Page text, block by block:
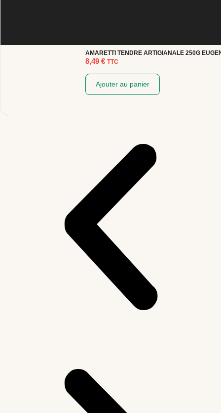
AMARETTI TENDRE ARTIGIANALE 250G
8,49€ TTC
Ajouter au panier